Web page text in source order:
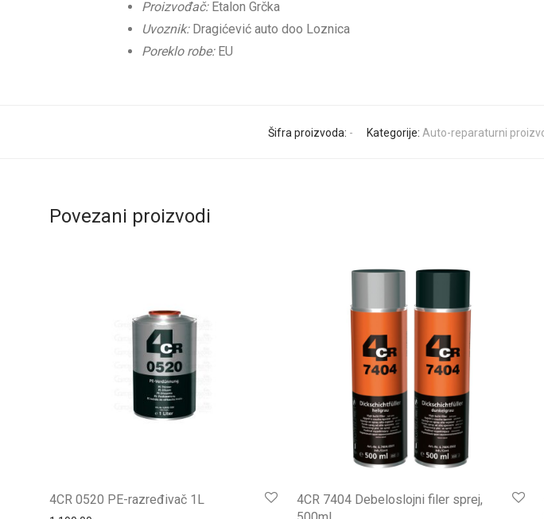
Proizvođač:Etalon Grčka
Uvoznik:Dragićević auto doo Loznica
Poreklo robe:EU
Šifra proizvoda: - Kategorije: Auto-reparaturni
Povezani proizvodi
4CR 0520 PE-razređivač 1L
4CR 7404 Debeloslojni filer sprej,